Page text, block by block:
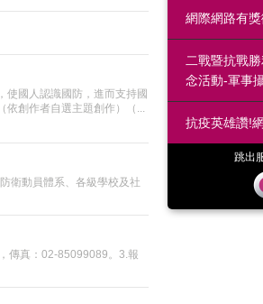
使國人認識國防，進而支持國
依創作者自選主題創作）（...
衛動員體系、各級學校及社
傳真：02-85099089。3.報
網際網路有
二戰暨抗戰
念活動-軍事
抗疫英雄讚!
跳出